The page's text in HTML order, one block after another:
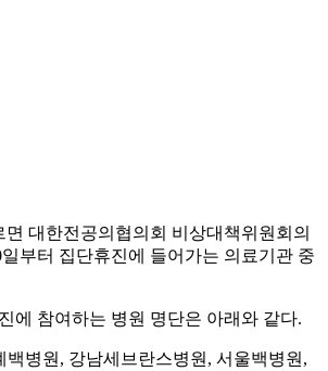
대한전공의협의회 비상대책위원회의
부터 집단휴진에 들어가는 의료기관 중
에 참여하는 병원 명단은 아래와 같다.
백병원, 강남세브란스병원, 서울백병원,